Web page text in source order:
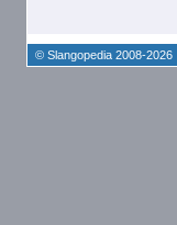
© Slangopedia 2008-